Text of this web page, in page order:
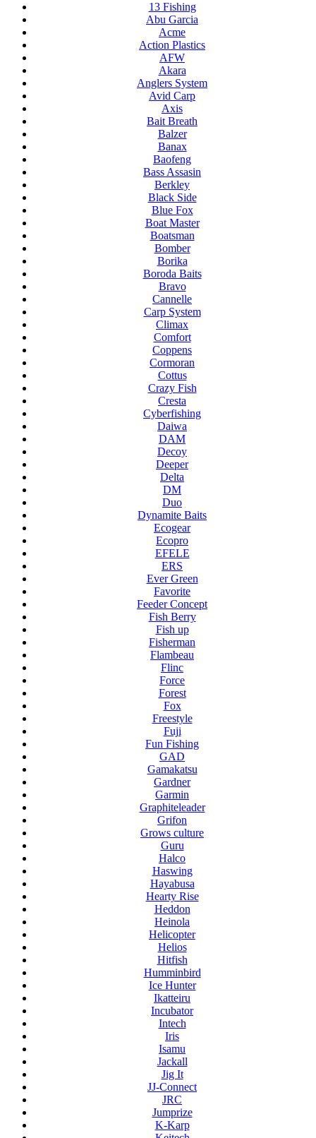
13 Fishing
Abu Garcia
Acme
Action Plastics
AFW
Akara
Anglers System
Avid Carp
Axis
Bait Breath
Balzer
Banax
Baofeng
Bass Assasin
Berkley
Black Side
Blue Fox
Boat Master
Boatsman
Bomber
Borika
Boroda Baits
Bravo
Cannelle
Carp System
Climax
Comfort
Coppens
Cormoran
Cottus
Crazy Fish
Cresta
Cyberfishing
Daiwa
DAM
Decoy
Deeper
Delta
DM
Duo
Dynamite Baits
Ecogear
Ecopro
EFELE
ERS
Ever Green
Favorite
Feeder Concept
Fish Berry
Fish up
Fisherman
Flambeau
Flinc
Force
Forest
Fox
Freestyle
Fuji
Fun Fishing
GAD
Gamakatsu
Gardner
Garmin
Graphiteleader
Grifon
Grows culture
Guru
Halco
Haswing
Hayabusa
Hearty Rise
Heddon
Heinola
Helicopter
Helios
Hitfish
Humminbird
Ice Hunter
Ikatteiru
Incubator
Intech
Iris
Isamu
Jackall
Jig It
JJ-Connect
JRC
Jumprize
K-Karp